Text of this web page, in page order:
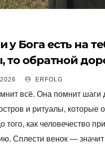
у Бога есть на
то обратной
ERFOLG
всё. Она помнит шаги
и ритуалы, которые
того, как человечество
Сплести венок —